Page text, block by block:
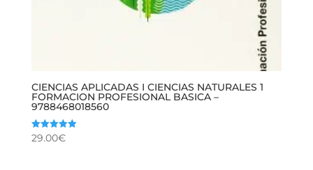
CIENCIAS APLICADAS I CIENCIAS NATURALES 1
FORMACION PROFESIONAL BASICA –
9788468018560
Valorado
29.00€